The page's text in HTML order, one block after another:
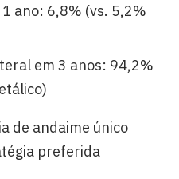
ano: 6,8% (vs. 5,2%
em 3 anos: 94,2%
de andaime único
preferida